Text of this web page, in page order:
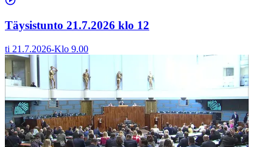
Täysistunto 21.7.2026 klo 12
ti 21.7.2026-Klo 9.00